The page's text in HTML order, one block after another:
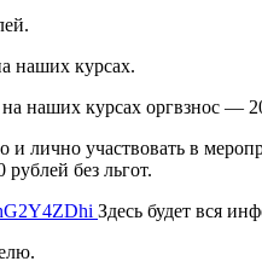
наших курсах.
наших курсах оргвзнос —
лично участвовать в
без льгот.
Здесь будет вся